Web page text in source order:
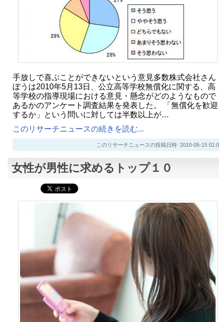
手放しで喜ぶことができないという意見多数株式会社さん
ぽうは2010年5月13日、公立高等学校無償化に関する、高
等学校の指導現場における意見・懸念がどのようなもので
あるかのアンケート調査結果を発表した。 「無償化を歓迎
するか」という問いに対しては半数以上が…
このリサーチニュースの続きを読む...
このリサーチニュースの投稿日時: 2010-05-15
女性が男性に求めるトップ１０